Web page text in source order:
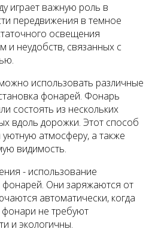
играет важную роль в
передвижения в темное
освещения
и неудобств, связанных с
использовать различные
фонарей. Фонарь
состоять из нескольких
вдоль дорожки. Этот способ
атмосферу, а также
видимость.
- использование
Они заряжаются от
автоматически, когда
фонари не требуют
и экологичны.